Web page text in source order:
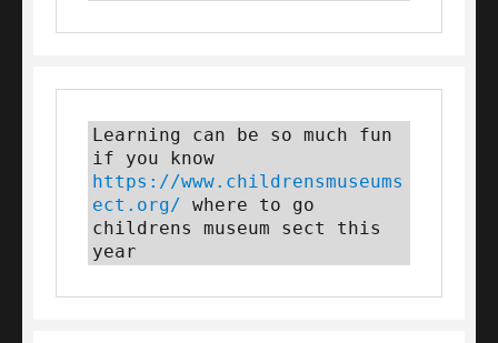
Learning can be so much fun
https://www.childrensmuseums
ect.org/ where to go
childrens museum sect this
year